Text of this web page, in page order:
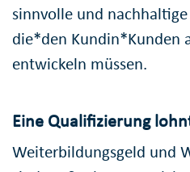
sinnvolle und
die*den Kundin*Kunden
entwickeln müssen.
Eine Qualifizierung
Weiterbildungsgeld und